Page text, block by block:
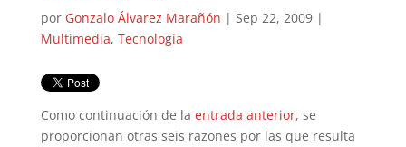
por Gonzalo Álvarez Marañón | Sep 22, 2009|
Multimedia, Tecnología
Como continuación de la entrada anterior, se
proporcionan otras seis razones por las que resulta